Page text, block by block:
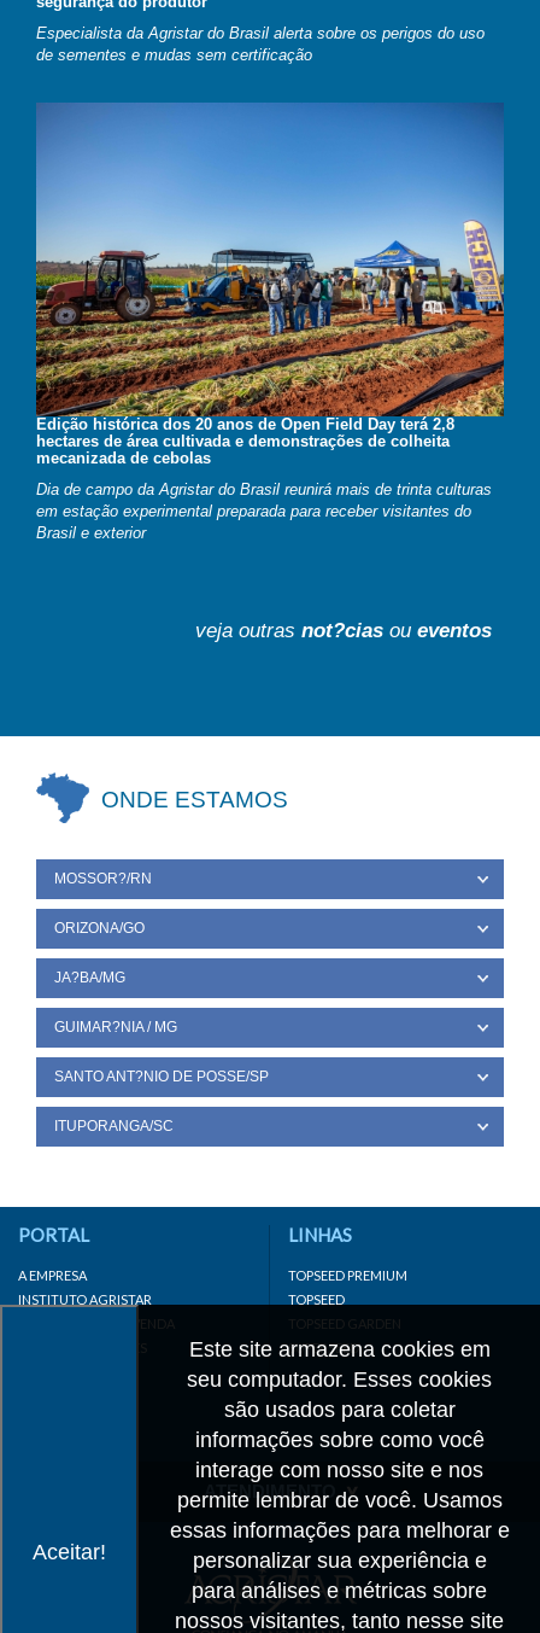
Especialista da Agristar do Brasil alerta sobre os perigos do uso
de sementes e mudas sem certificação
Edição histórica dos 20 anos de Open Field Day terá 2,8
hectares de área cultivada e demonstrações de colheita
mecanizada de cebolas
Dia de campo da Agristar do Brasil reunirá mais de trinta culturas
em estação experimental preparada para receber visitantes do
Brasil e exterior
veja outras not?cias ou eventos
ONDE ESTAMOS
MOSSOR?/RN
ORIZONA/GO
JA?BA/MG
GUIMAR?NIA / MG
SANTO ANT?NIO DE POSSE/SP
ITUPORANGA/SC
Aceitar!
Este site armazena cookies em
seu computador. Esses cookies
são usados para coletar
informações sobre como você
interage com nosso site e nos
permite lembrar de você. Usamos
essas informações para melhorar e
personalizar sua experiência e
para análises e métricas sobre
nossos visitantes, tanto nesse site
PORTAL
A EMPRESA
INSTITUTO AGRISTAR
DISTRIBUIDOR/REVENDA
LINKS IMPORTANTES
LINHAS
TOPSEED PREMIUM
TOPSEED
TOPSEED GARDEN
SUPERSEED
ATENDIMENTO